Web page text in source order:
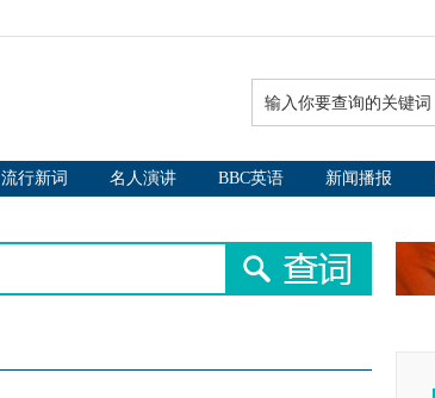
流行新词 名人演讲 BBC英语 新闻播报